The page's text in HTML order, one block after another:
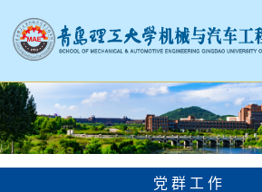
党群工作